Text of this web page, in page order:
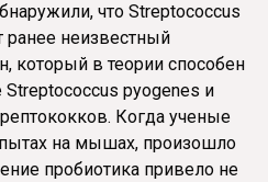
что Streptococcus
неизвестный
который в теории способен
pyogenes и
Когда ученые
на мышах, произошло
пробиотика привело не